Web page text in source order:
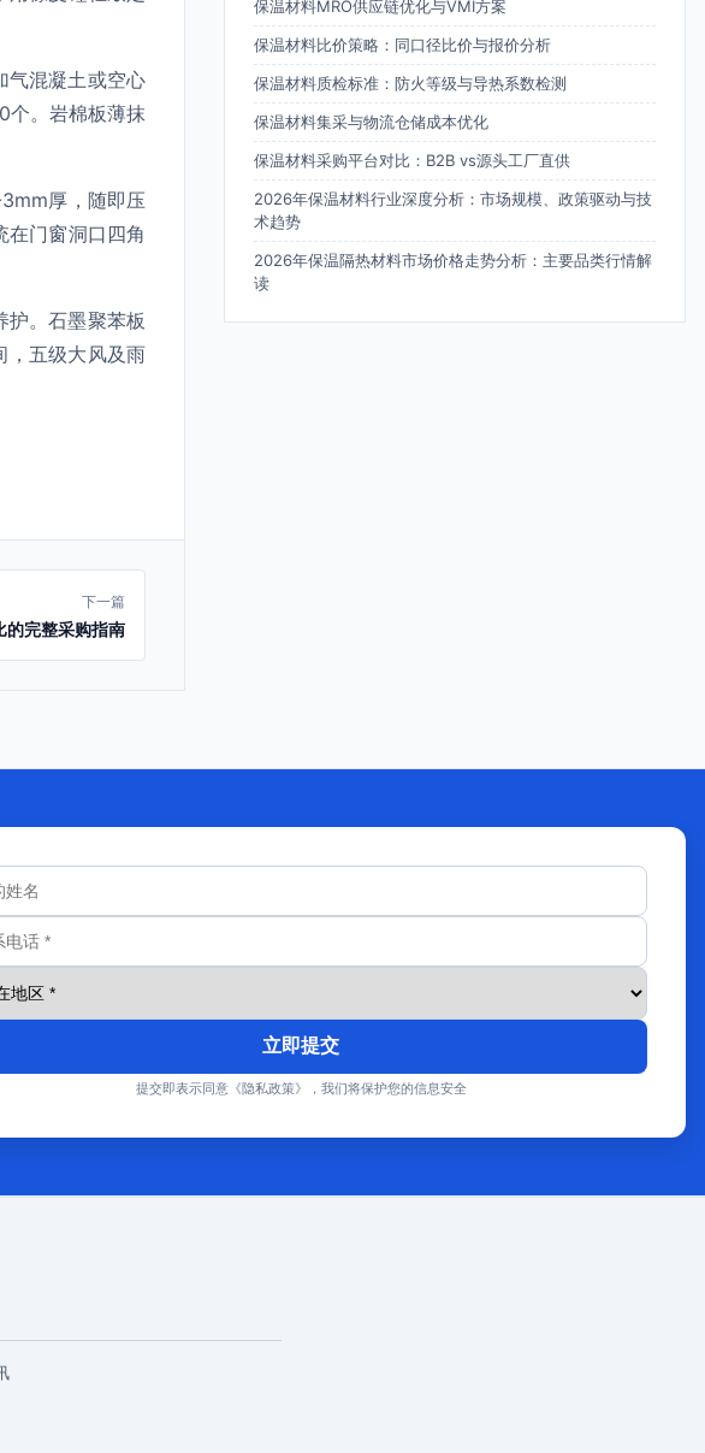
气混凝土或空心
个。岩棉板薄抹
厚，随即压
在门窗洞口四角
。石墨聚苯板
五级大风及雨
下一篇
的完整采购指南
保温材料MRO供应链优化与VMI方案
保温材料比价策略：同口径比价与报价分析
保温材料质检标准：防火等级与导热系数检测
保温材料集采与物流仓储成本优化
保温材料采购平台对比：B2B vs源头工厂直供
2026年保温材料行业深度分析：市场规模、政策驱动与技
术趋势
2026年保温隔热材料市场价格走势分析：主要品类行情解
读
立即提交
提交即表示同意《隐私政策》，我们将保护您的信息安全